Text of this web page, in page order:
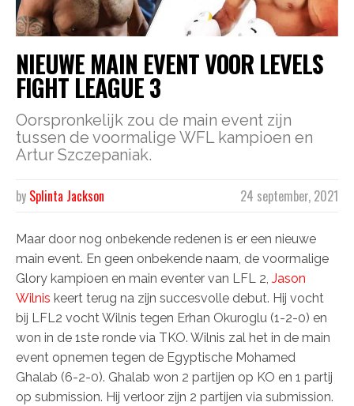
NIEUWE MAIN EVENT VOOR LEVELS
FIGHT LEAGUE 3
Oorspronkelijk zou de main event zijn
tussen de voormalige WFL kampioen en
Artur Szczepaniak.
24 september, 2021
by Splinta Jackson
Maar door nog onbekende redenen is er een nieuwe
main event. En geen onbekende naam, de voormalige
Glory kampioen en main eventer van LFL 2, Jason
Wilnis keert terug na zijn succesvolle debut. Hij vocht
bij LFL2 vocht Wilnis tegen Erhan Okuroglu (1-2-0) en
won in de 1ste ronde via TKO. Wilnis zal het in de main
event opnemen tegen de Egyptische Mohamed
Ghalab (6-2-0). Ghalab won 2 partijen op KO en 1 partij
op submission. Hij verloor zijn 2 partijen via submission.